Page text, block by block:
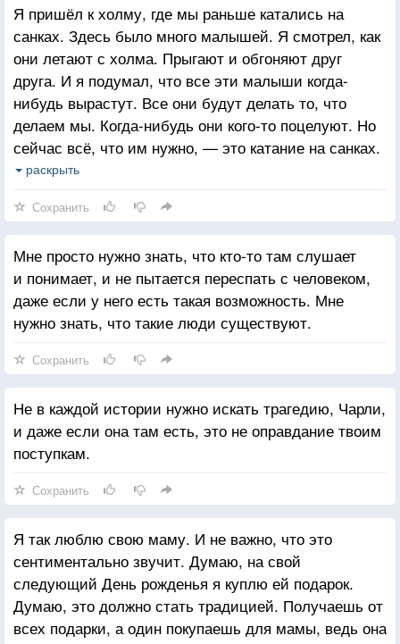
Я пришёл к холму, где мы раньше катались на
санках. Здесь было много малышей. Я смотрел, как
они летают с холма. Прыгают и обгоняют друг
друга. И я подумал, что все эти малыши когда-
нибудь вырастут. Все они будут делать то, что
делаем мы. Когда-нибудь они кого-то поцелуют. Но
сейчас всё, что им нужно, — это катание на санках.
Я думаю, было бы здорово, если бы санок было
раскрыть
Сохранить
Мне просто нужно знать, что кто-то там слушает
и понимает, и не пытается переспать с человеком,
даже если у него есть такая возможность. Мне
нужно знать, что такие люди существуют.
Сохранить
Не в каждой истории нужно искать трагедию, Чарли,
и даже если она там есть, это не оправдание твоим
поступкам.
Сохранить
Я так люблю свою маму. И не важно, что это
сентиментально звучит. Думаю, на свой
следующий День рожденья я куплю ей подарок.
Думаю, это должно стать традицией. Получаешь от
всех подарки, а один покупаешь для мамы, ведь она